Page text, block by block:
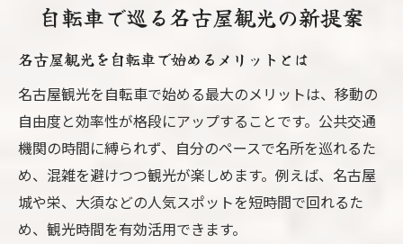
話題のサイクリング体験と名古屋弁雑学
名古屋観光で人気のサイクリング体験とは
自転車旅で学ぶ名古屋弁の豆知識特集
名古屋観光とチャリの意外な関係を探る
名古屋観光の途中で楽しむ地元雑学紹介
サイクリング中に遭遇する名古屋弁の魅力
効率重視の名古屋サイクリングルート案内
自転車で巡る名古屋観光の新提案
名古屋観光を自転車で始めるメリットとは
名古屋観光を自転車で始める最大のメリットは、移動の
自由度と効率性が格段にアップすることです。公共交通
機関の時間に縛られず、自分のペースで名所を巡れるた
め、混雑を避けつつ観光が楽しめます。例えば、名古屋
城や栄、大須などの人気スポットを短時間で回れるた
め、観光時間を有効活用できます。